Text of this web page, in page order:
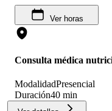
Ver horas
Consulta médica
ModalidadPresencial
Duración40 min